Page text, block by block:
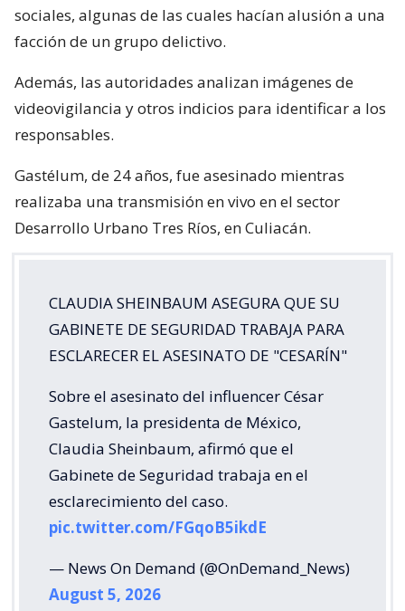
sociales, algunas de las cuales hacían alusión a una
facción de un grupo delictivo.
Además, las autoridades analizan imágenes de
videovigilancia y otros indicios para identificar a los
responsables.
Gastélum, de 24 años, fue asesinado mientras
realizaba una transmisión en vivo en el sector
Desarrollo Urbano Tres Ríos, en Culiacán.
CLAUDIA SHEINBAUM ASEGURA QUE SU
GABINETE DE SEGURIDAD TRABAJA PARA
ESCLARECER EL ASESINATO DE "CESARÍN"
Sobre el asesinato del influencer César
Gastelum, la presidenta de México,
Claudia Sheinbaum, afirmó que el
Gabinete de Seguridad trabaja en el
esclarecimiento del caso.
pic.twitter.com/FGqoB5ikdE
— News On Demand (@OnDemand_News)
August 5, 2026